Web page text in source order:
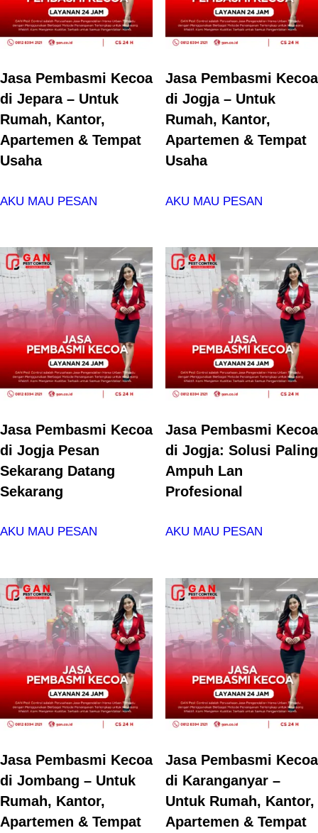
Jasa Pembasmi Kecoa
di Jepara – Untuk
Rumah, Kantor,
Apartemen & Tempat
Usaha
AKU MAU PESAN
Jasa Pembasmi Kecoa
di Jogja – Untuk
Rumah, Kantor,
Apartemen & Tempat
Usaha
AKU MAU PESAN
Jasa Pembasmi Kecoa
di Jogja Pesan
Sekarang Datang
Sekarang
AKU MAU PESAN
Jasa Pembasmi Kecoa
di Jogja: Solusi Paling
Ampuh Lan
Profesional
AKU MAU PESAN
Jasa Pembasmi Kecoa
di Jombang – Untuk
Rumah, Kantor,
Apartemen & Tempat
Jasa Pembasmi Kecoa
di Karanganyar –
Untuk Rumah, Kantor,
Apartemen & Tempat